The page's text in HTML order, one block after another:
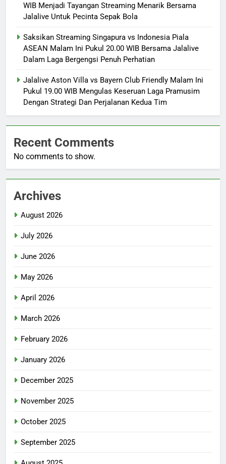
WIB Menjadi Tayangan Streaming Menarik Bersama
Jalalive Untuk Pecinta Sepak Bola
Saksikan Streaming Singapura vs Indonesia Piala
ASEAN Malam Ini Pukul 20.00 WIB Bersama Jalalive
Dalam Laga Bergengsi Penuh Perhatian
Jalalive Aston Villa vs Bayern Club Friendly Malam Ini
Pukul 19.00 WIB Mengulas Keseruan Laga Pramusim
Dengan Strategi Dan Perjalanan Kedua Tim
Recent Comments
No comments to show.
Archives
August 2026
July 2026
June 2026
May 2026
April 2026
March 2026
February 2026
January 2026
December 2025
November 2025
October 2025
September 2025